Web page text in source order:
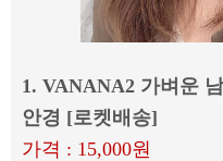
1. VANANA2 가벼운
안경 [로켓배송]
가격 : 15,000원